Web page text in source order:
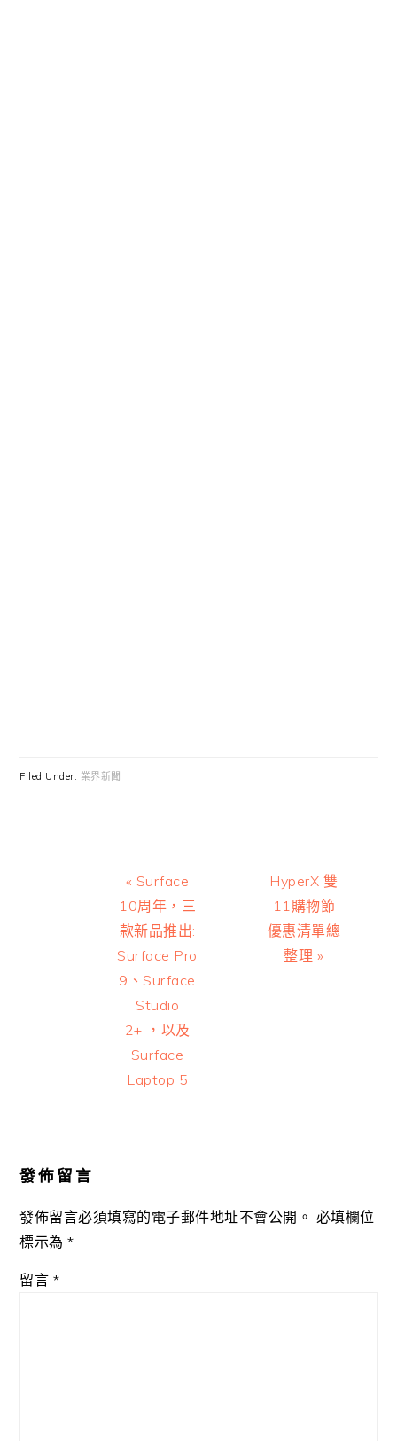
Filed Under: 業界新聞
Previous
Post:
« Surface
10周年，三
款新品推出:
Surface Pro
9、Surface
Studio
2+ ，以及
Surface
Laptop 5
Next
Post:
HyperX 雙
11購物節
優惠清單總
整理 »
發佈留言
發佈留言必須填寫的電子郵件地址不會公開。 必填欄位
標示為*
留言 *